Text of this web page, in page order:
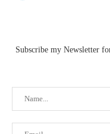
Subscribe my Newsletter